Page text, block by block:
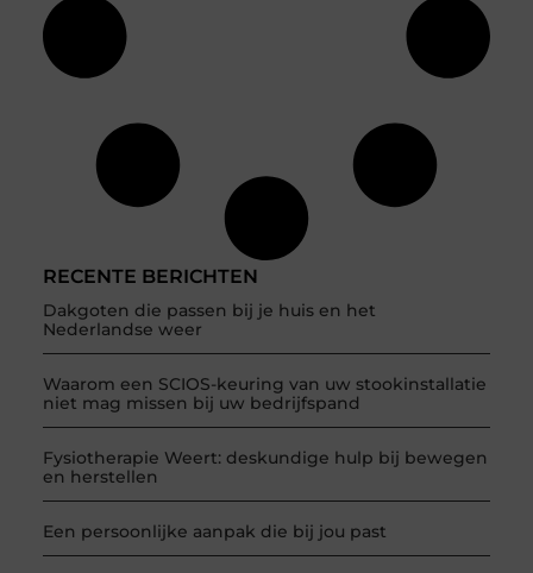
RECENTE BERICHTEN
Dakgoten die passen bij je huis en het
Nederlandse weer
Waarom een SCIOS-keuring van uw stookinstallatie
niet mag missen bij uw bedrijfspand
Fysiotherapie Weert: deskundige hulp bij bewegen
en herstellen
Een persoonlijke aanpak die bij jou past